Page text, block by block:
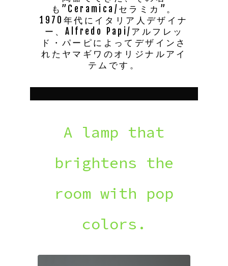
も”Ceramica/セラミカ”。
1970年代にイタリア人デザイナ
ー、Alfredo Papi/アルフレッ
ド・パーピによってデザインさ
れたヤマギワのオリジナルアイ
テムです。
A lamp that
brightens the
room with pop
colors.